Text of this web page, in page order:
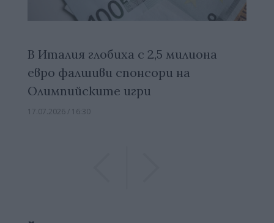
В Италия глобиха с 2,5 милиона
евро фалшиви спонсори на
Олимпийските игри
17.07.2026 / 16:30